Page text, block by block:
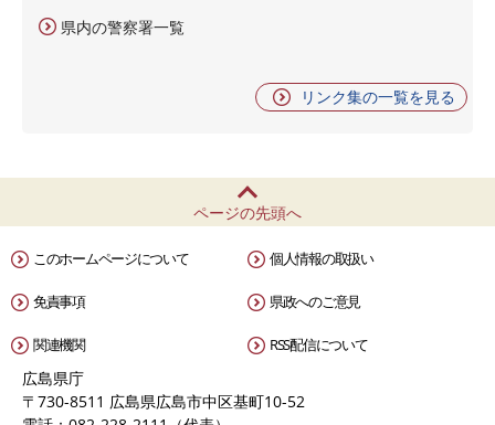
県内の警察署一覧
リンク集の一覧を見る
ページの先頭へ
このホームページについて 個人情報の取扱い
免責事項 県政へのご意見
関連機関 RSS配信について
広島県庁
〒730-8511 広島県広島市中区基町10-52